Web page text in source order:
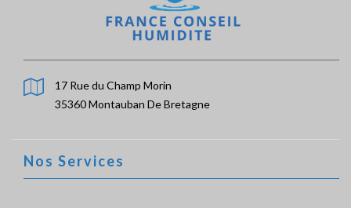
17 Rue du Champ Morin
35360 Montauban De Bretagne
Nos Services